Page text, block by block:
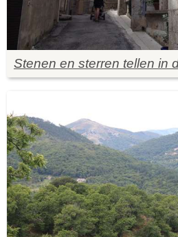
Stenen en sterren tellen in